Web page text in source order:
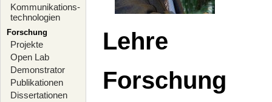
Kommunikations-
technologien
Forschung
Projekte
Open Lab
Demonstrator
Publikationen
Dissertationen
Lehre
Forschung